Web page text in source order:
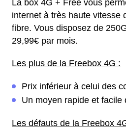
La box 4G + Free vous
internet à très haute vitesse
fibre. Vous disposez de
29,99€ par mois.
Les plus de la Freebox 4G :
Prix inférieur à celui des
Un moyen rapide et facile
Les défauts de la Freebox